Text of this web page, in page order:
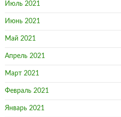
Июль 2021
Июнь 2021
Май 2021
Апрель 2021
Март 2021
Февраль 2021
Январь 2021